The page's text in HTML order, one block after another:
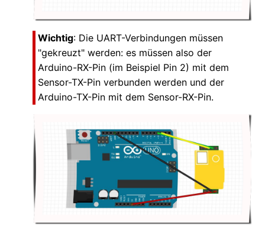
Wichtig: Die UART-Verbindungen müssen
"gekreuzt" werden: es müssen also der
Arduino-RX-Pin (im Beispiel Pin 2) mit dem
Sensor-TX-Pin verbunden werden und der
Arduino-TX-Pin mit dem Sensor-RX-Pin.